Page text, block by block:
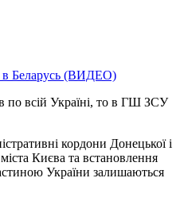
в Беларусь (ВИДЕО)
по всій Україні, то в ГШ ЗСУ
кордони Донецької і
Києва та встановлення
України залишаються